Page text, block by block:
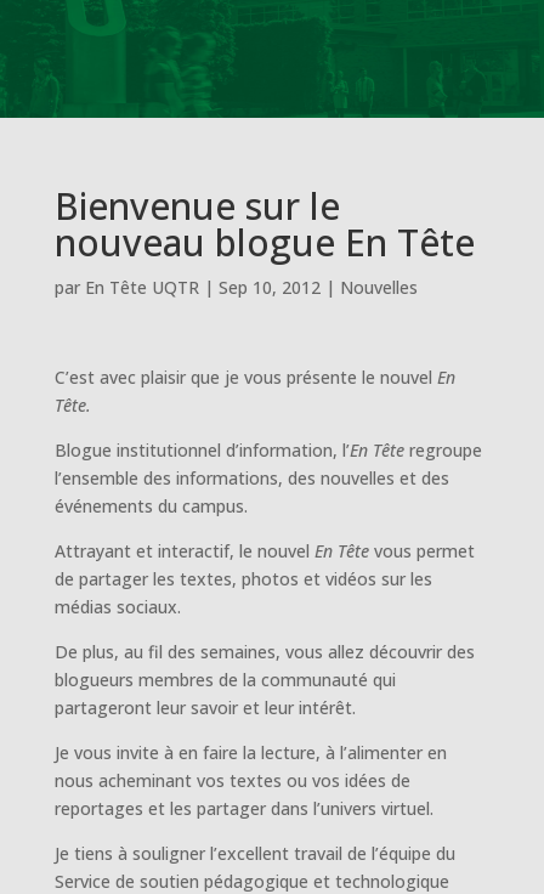
Bienvenue sur le
nouveau blogue En Tête
par En Tête UQTR| Sep 10, 2012| Nouvelles
C’est avec plaisir que je vous présente le nouvel En
Tête.
Blogue institutionnel d’information, l’En Têteregroupe
l’ensemble des informations, des nouvelles et des
événements du campus.
Attrayant et interactif, le nouvel En Têtevous permet
de partager les textes, photos et vidéos sur les
médias sociaux.
De plus, au fil des semaines, vous allez découvrir des
blogueurs membres de la communauté qui
partageront leur savoir et leur intérêt.
Je vous invite à en faire la lecture, à l’alimenter en
nous acheminant vos textes ou vos idées de
reportages et les partager dans l’univers virtuel.
Je tiens à souligner l’excellent travail de l’équipe du
Service de soutien pédagogique et technologique